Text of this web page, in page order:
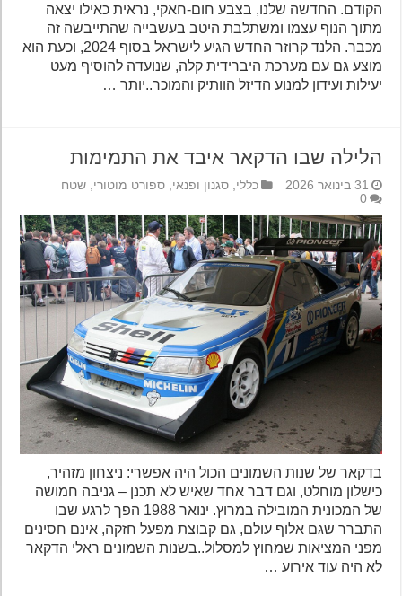
הקודם. החדשה שלנו, בצבע חום-חאקי, נראית כאילו יצאה
מתוך הנוף עצמו ומשתלבת היטב בעשבייה שהתייבשה זה
מכבר. הלנד קרוזר החדש הגיע לישראל בסוף 2024, וכעת הוא
מוצע גם עם מערכת היברידית קלה, שנועדה להוסיף מעט
יעילות ועידון למנוע הדיזל הוותיק והמוכר..יותר …
הלילה שבו הדקאר איבד את התמימות
31 בינואר 2026 כללי,סגנון ופנאי,ספורט מוטורי,שטח
0
בדקאר של שנות השמונים הכול היה אפשרי:‏‏ ניצחון מזהיר,‏‏
כישלון מוחלט,‏‏ וגם דבר אחד שאיש לא תכנן – גניבה חמושה
של המכונית המובילה במרוץ.‏‏ ינואר 1988 הפך לרגע שבו
התברר שגם אלוף עולם,‏‏ גם קבוצת מפעל חזקה,‏‏ אינם חסינים
מפני המציאות שמחוץ למסלול.‏‏.בשנות השמונים ראלי הדקאר
לא היה עוד אירוע …